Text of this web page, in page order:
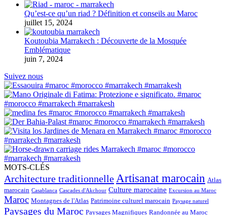
Qu’est-ce qu’un riad ? Définition et conseils au Maroc
juillet 15, 2024
Koutoubia Marrakech : Découverte de la Mosquée
Emblématique
juin 7, 2024
Suivez nous
MOTS-CLÉS
Architecture traditionnelle Artisanat marocain Atlas
marocain Casablanca Cascades d'Akchour Culture marocaine Excursion au Maroc
Maroc Montagnes de l'Atlas Patrimoine culturel marocain Paysage naturel
Paysages du Maroc Paysages Magnifiques Randonnée au Maroc